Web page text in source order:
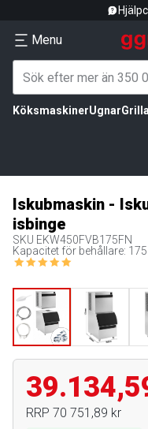
Menu
KöksmaskinerUgnar
Iskubmaskin -
isbinge
SKU EKW450FVB175FN
Kapacitet för behållare:
RRP 70 751,89 kr